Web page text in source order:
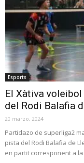
Esports
El Xàtiva
del Rodi Balafia
20 marzo, 2024
Partidazo de superliga2
pista del Rodi Balafia de
en partit corresponent a la